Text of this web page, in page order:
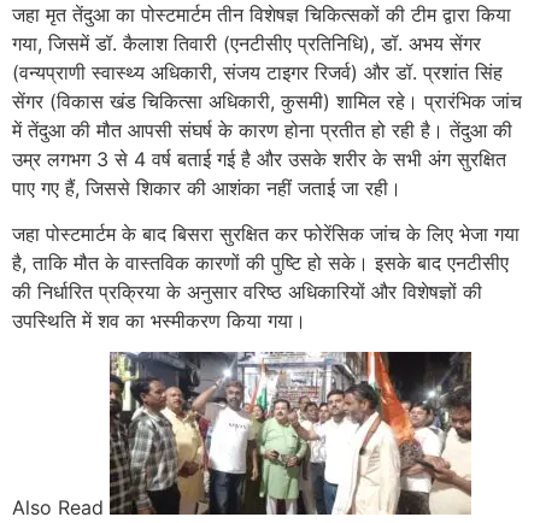
जहा मृत तेंदुआ का पोस्टमार्टम तीन विशेषज्ञ चिकित्सकों की टीम द्वारा किया
गया, जिसमें डॉ. कैलाश तिवारी (एनटीसीए प्रतिनिधि), डॉ. अभय सेंगर
(वन्यप्राणी स्वास्थ्य अधिकारी, संजय टाइगर रिजर्व) और डॉ. प्रशांत सिंह
सेंगर (विकास खंड चिकित्सा अधिकारी, कुसमी) शामिल रहे। प्रारंभिक जांच
में तेंदुआ की मौत आपसी संघर्ष के कारण होना प्रतीत हो रही है। तेंदुआ की
उम्र लगभग 3 से 4 वर्ष बताई गई है और उसके शरीर के सभी अंग सुरक्षित
पाए गए हैं, जिससे शिकार की आशंका नहीं जताई जा रही।
जहा पोस्टमार्टम के बाद बिसरा सुरक्षित कर फोरेंसिक जांच के लिए भेजा गया
है, ताकि मौत के वास्तविक कारणों की पुष्टि हो सके। इसके बाद एनटीसीए
की निर्धारित प्रक्रिया के अनुसार वरिष्ठ अधिकारियों और विशेषज्ञों की
उपस्थिति में शव का भस्मीकरण किया गया।
Also Read